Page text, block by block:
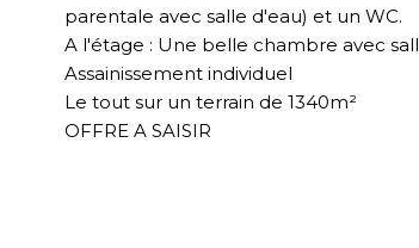
parentale avec salle d'eau) et un WC.
A l'étage : Une belle chambre avec
Assainissement individuel
Le tout sur un terrain de 1340m²
OFFRE A SAISIR